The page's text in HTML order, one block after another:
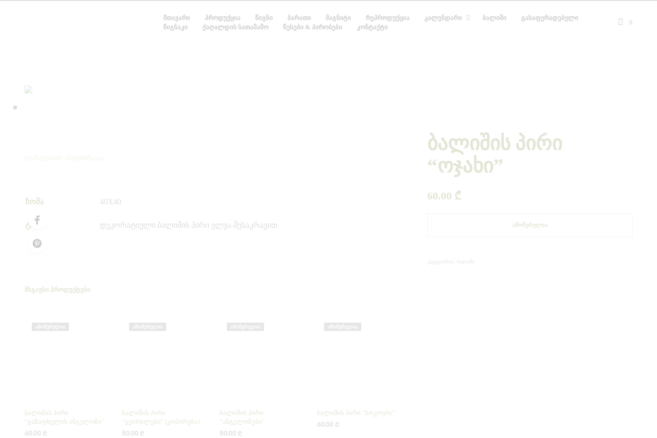
ᲛᲗᲐᲕᲐᲠᲘ ᲞᲠᲝᲓᲣᲥᲪᲘᲐ ᲬᲘᲒᲜᲘ ᲑᲐᲠᲐᲗᲘ ᲛᲐᲒᲜᲘᲢᲘ ᲠᲔᲞᲠᲝᲓᲣᲥᲪᲘᲐ ᲙᲐᲚᲔᲜᲓᲐᲠᲘ ᲑᲐᲚᲘᲨᲘ
ᲒᲐᲡᲐᲤᲔᲠᲐᲓᲔᲑᲔᲚᲘ
ᲬᲘᲒᲜᲐᲙᲘ
ᲥᲐᲦᲐᲚᲓᲘᲡ ᲡᲐᲗᲐᲛᲐᲨᲝ ᲬᲔᲡᲔᲑᲘ & ᲞᲘᲠᲝᲑᲔᲑᲘ ᲙᲝᲜᲢᲐᲥᲢᲘ
0
ბალიშის პირი
“ოჯახი”
60.00 ₾
ᲐᲛᲝᲬᲣᲠᲣᲚᲘᲐ
ზომა 40X40
ტიპი დეკორატიული ბალიშის პირი ელვა-შესაკრავით
ᲛᲡᲒᲐᲕᲡᲘ ᲞᲠᲝᲓᲣᲥᲢᲔᲑᲘ
ᲐᲛᲝᲬᲣᲠᲣᲚᲘᲐ
ბალიშის პირი
“გაზაფხულის ანგელოზი”
60.00 ₾
ᲐᲛᲝᲬᲣᲠᲣᲚᲘᲐ
ბალიშის პირი
“გვირილები” (კოპირება)
50.00 ₾
ᲐᲛᲝᲬᲣᲠᲣᲚᲘᲐ
ბალიშის პირი
“ანგელოზები”
50.00 ₾
ᲐᲛᲝᲬᲣᲠᲣᲚᲘᲐ
ბალიშის პირი “სოკოები”
60.00 ₾